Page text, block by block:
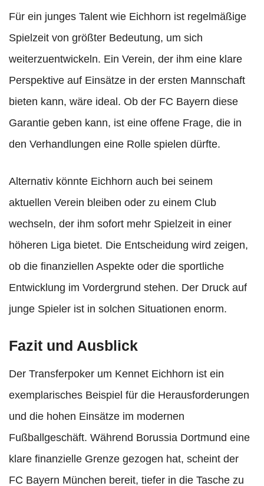
Für ein junges Talent wie Eichhorn ist regelmäßige
Spielzeit von größter Bedeutung, um sich
weiterzuentwickeln. Ein Verein, der ihm eine klare
Perspektive auf Einsätze in der ersten Mannschaft
bieten kann, wäre ideal. Ob der FC Bayern diese
Garantie geben kann, ist eine offene Frage, die in
den Verhandlungen eine Rolle spielen dürfte.
Alternativ könnte Eichhorn auch bei seinem
aktuellen Verein bleiben oder zu einem Club
wechseln, der ihm sofort mehr Spielzeit in einer
höheren Liga bietet. Die Entscheidung wird zeigen,
ob die finanziellen Aspekte oder die sportliche
Entwicklung im Vordergrund stehen. Der Druck auf
junge Spieler ist in solchen Situationen enorm.
Fazit und Ausblick
Der Transferpoker um Kennet Eichhorn ist ein
exemplarisches Beispiel für die Herausforderungen
und die hohen Einsätze im modernen
Fußballgeschäft. Während Borussia Dortmund eine
klare finanzielle Grenze gezogen hat, scheint der
FC Bayern München bereit, tiefer in die Tasche zu